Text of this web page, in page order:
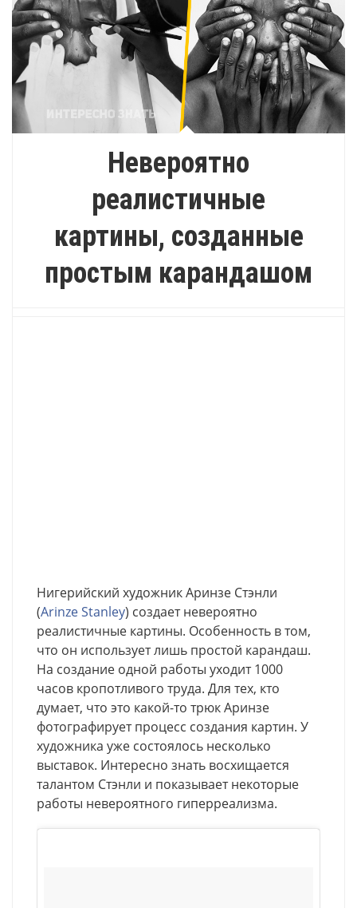
Невероятно
реалистичные
картины, созданные
простым карандашом
Нигерийский художник Аринзе Стэнли
(Arinze Stanley) создает невероятно
реалистичные картины. Особенность в том,
что он использует лишь простой карандаш.
На создание одной работы уходит 1000
часов кропотливого труда. Для тех, кто
думает, что это какой-то трюк Аринзе
фотографирует процесс создания картин. У
художника уже состоялось несколько
выставок. Интересно знать восхищается
талантом Стэнли и показывает некоторые
работы невероятного гиперреализма.